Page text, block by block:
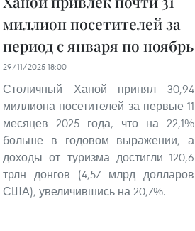
миллион посетителей за
период с января по ноябрь
29/11/2025 18:00
Столичный Ханой принял 30,94
миллиона посетителей за первые 11
месяцев 2025 года, что на 22,1%
больше в годовом выражении, а
доходы от туризма достигли 120,6
трлн донгов (4,57 млрд долларов
США), увеличившись на 20,7%.